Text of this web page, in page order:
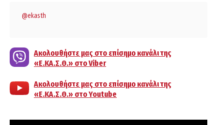
@ekasth
Ακολουθήστε μας στο επίσημο κανάλι της
«Ε.ΚΑ.Σ.Θ.» στο Viber
Ακολουθήστε μας στο επίσημο κανάλι της
«Ε.ΚΑ.Σ.Θ.» στο Youtube